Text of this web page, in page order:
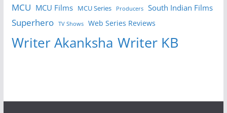
MCU MCU Films MCU Series Producers South Indian Films
Superhero TV Shows Web Series Reviews
Writer Akanksha Writer KB